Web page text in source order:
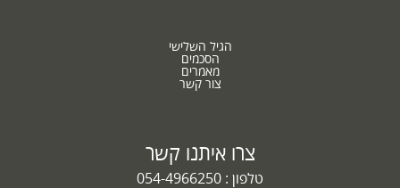
הגיל השלישי
הסכמים
מאמרים
צור קשר
צרו איתנו קשר
טלפון : 054-4966250